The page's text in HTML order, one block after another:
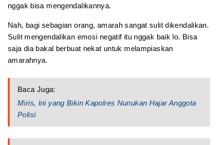
nggak bisa mengendalikannya.
Nah, bagi sebagian orang, amarah sangat sulit dikendalikan.
Sulit mengendalikan emosi negatif itu nggak baik lo. Bisa
saja dia bakal berbuat nekat untuk melampiaskan
amarahnya.
Baca Juga:
Miris, Ini yang Bikin Kapolres Nunukan Hajar Anggota
Polisi